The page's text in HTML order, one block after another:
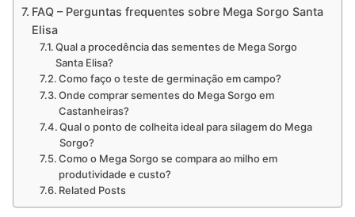
FAQ – Perguntas frequentes sobre Mega Sorgo Santa
Elisa
Qual a procedência das sementes de Mega Sorgo
Santa Elisa?
Como faço o teste de germinação em campo?
Onde comprar sementes do Mega Sorgo em
Castanheiras?
Qual o ponto de colheita ideal para silagem do Mega
Sorgo?
Como o Mega Sorgo se compara ao milho em
produtividade e custo?
Related Posts